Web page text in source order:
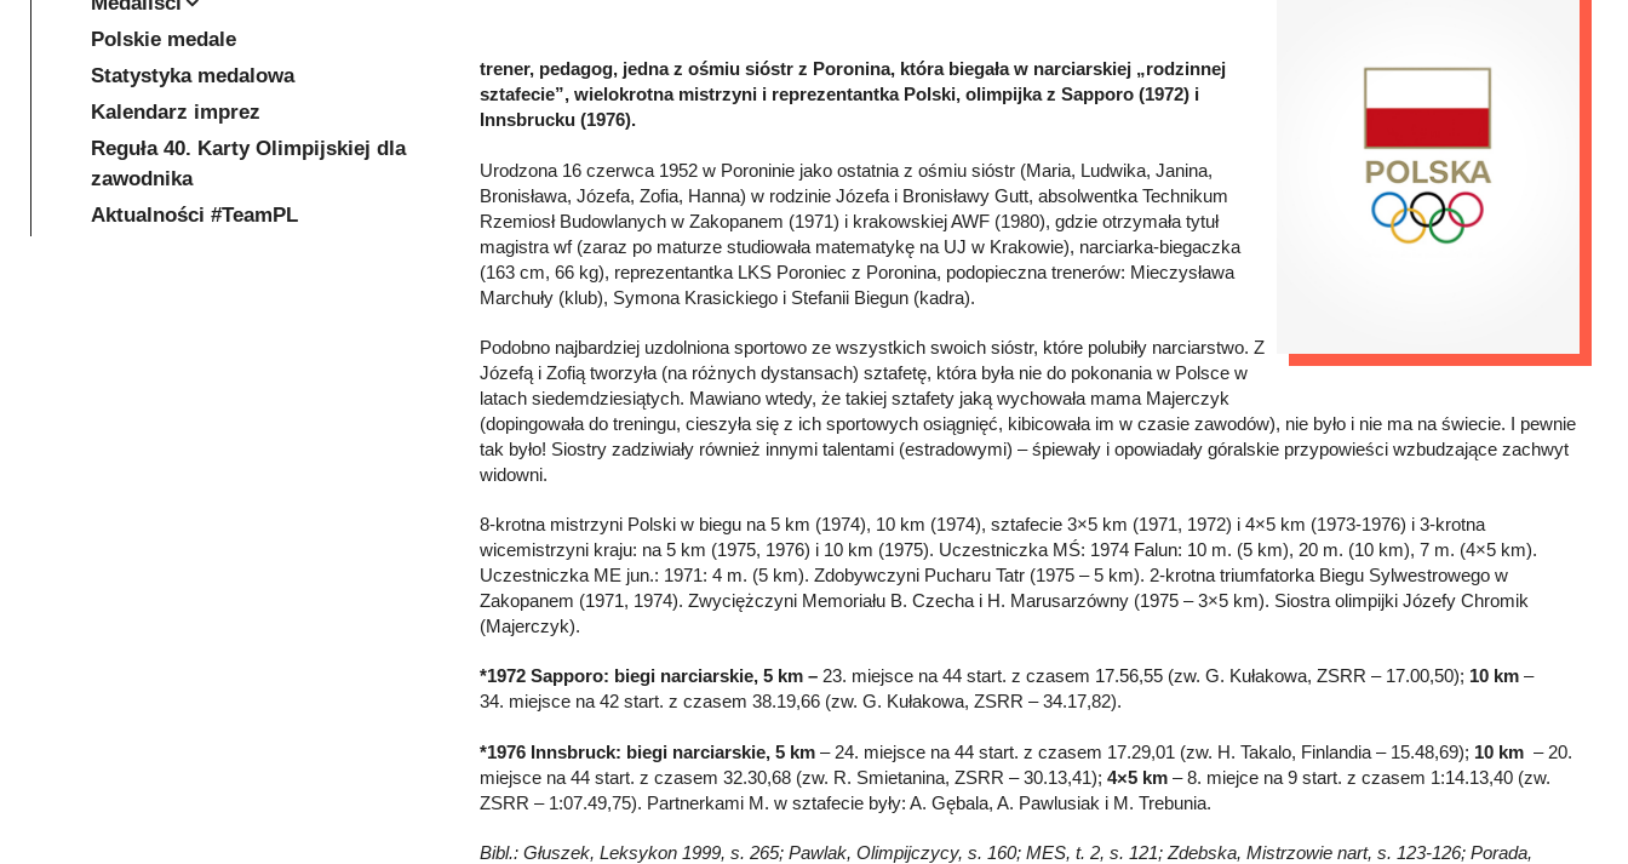
trener, pedagog, jedna z ośmiu sióstr z Poronina, która biegała w narciarskiej „rodzinnej
sztafecie”, wielokrotna mistrzyni i reprezentantka Polski, olimpijka z Sapporo (1972) i
Innsbrucku (1976).
Urodzona 16 czerwca 1952 w Poroninie jako ostatnia z ośmiu sióstr (Maria, Ludwika, Janina,
Bronisława, Józefa, Zofia, Hanna) w rodzinie Józefa i Bronisławy Gutt, absolwentka Technikum
Rzemiosł Budowlanych w Zakopanem (1971) i krakowskiej AWF (1980), gdzie otrzymała tytuł
magistra wf (zaraz po maturze studiowała matematykę na UJ w Krakowie), narciarka-biegaczka
(163 cm, 66 kg), reprezentantka LKS Poroniec z Poronina, podopieczna trenerów: Mieczysława
Marchuły (klub), Symona Krasickiego i Stefanii Biegun (kadra).
Podobno najbardziej uzdolniona sportowo ze wszystkich swoich sióstr, które polubiły narciarstwo. Z
Józefą i Zofią tworzyła (na różnych dystansach) sztafetę, która była nie do pokonania w Polsce w
latach siedemdziesiątych. Mawiano wtedy, że takiej sztafety jaką wychowała mama Majerczyk
(dopingowała do treningu, cieszyła się z ich sportowych osiągnięć, kibicowała im w czasie zawodów), nie było i nie ma na świecie. I pewnie
tak było! Siostry zadziwiały również innymi talentami (estradowymi) – śpiewały i opowiadały góralskie przypowieści wzbudzające zachwyt
widowni.
8-krotna mistrzyni Polski w biegu na 5 km (1974), 10 km (1974), sztafecie 3×5 km (1971, 1972) i 4×5 km (1973-1976) i 3-krotna
wicemistrzyni kraju: na 5 km (1975, 1976) i 10 km (1975). Uczestniczka MŚ: 1974 Falun: 10 m. (5 km), 20 m. (10 km), 7 m. (4×5 km).
Uczestniczka ME jun.: 1971: 4 m. (5 km). Zdobywczyni Pucharu Tatr (1975 – 5 km). 2-krotna triumfatorka Biegu Sylwestrowego w
Zakopanem (1971, 1974). Zwyciężczyni Memoriału B. Czecha i H. Marusarzówny (1975 – 3×5 km). Siostra olimpijki Józefy Chromik
(Majerczyk).
*1972 Sapporo: biegi narciarskie, 5 km – 23. miejsce na 44 start. z czasem 17.56,55 (zw. G. Kułakowa, ZSRR – 17.00,50); 10 km –
34. miejsce na 42 start. z czasem 38.19,66 (zw. G. Kułakowa, ZSRR – 34.17,82).
*1976 Innsbruck: biegi narciarskie, 5 km – 24. miejsce na 44 start. z czasem 17.29,01 (zw. H. Takalo, Finlandia – 15.48,69); 10 km – 20.
miejsce na 44 start. z czasem 32.30,68 (zw. R. Smietanina, ZSRR – 30.13,41); 4×5 km – 8. miejce na 9 start. z czasem 1:14.13,40 (zw.
ZSRR – 1:07.49,75). Partnerkami M. w sztafecie były: A. Gębala, A. Pawlusiak i M. Trebunia.
Bibl.: Głuszek, Leksykon 1999, s. 265; Pawlak, Olimpijczycy, s. 160; MES, t. 2, s. 121; Zdebska, Mistrzowie nart, s. 123-126; Porada,
Polskie medale
Statystyka medalowa
Kalendarz imprez
Reguła 40. Karty Olimpijskiej dla
zawodnika
Aktualności #TeamPL